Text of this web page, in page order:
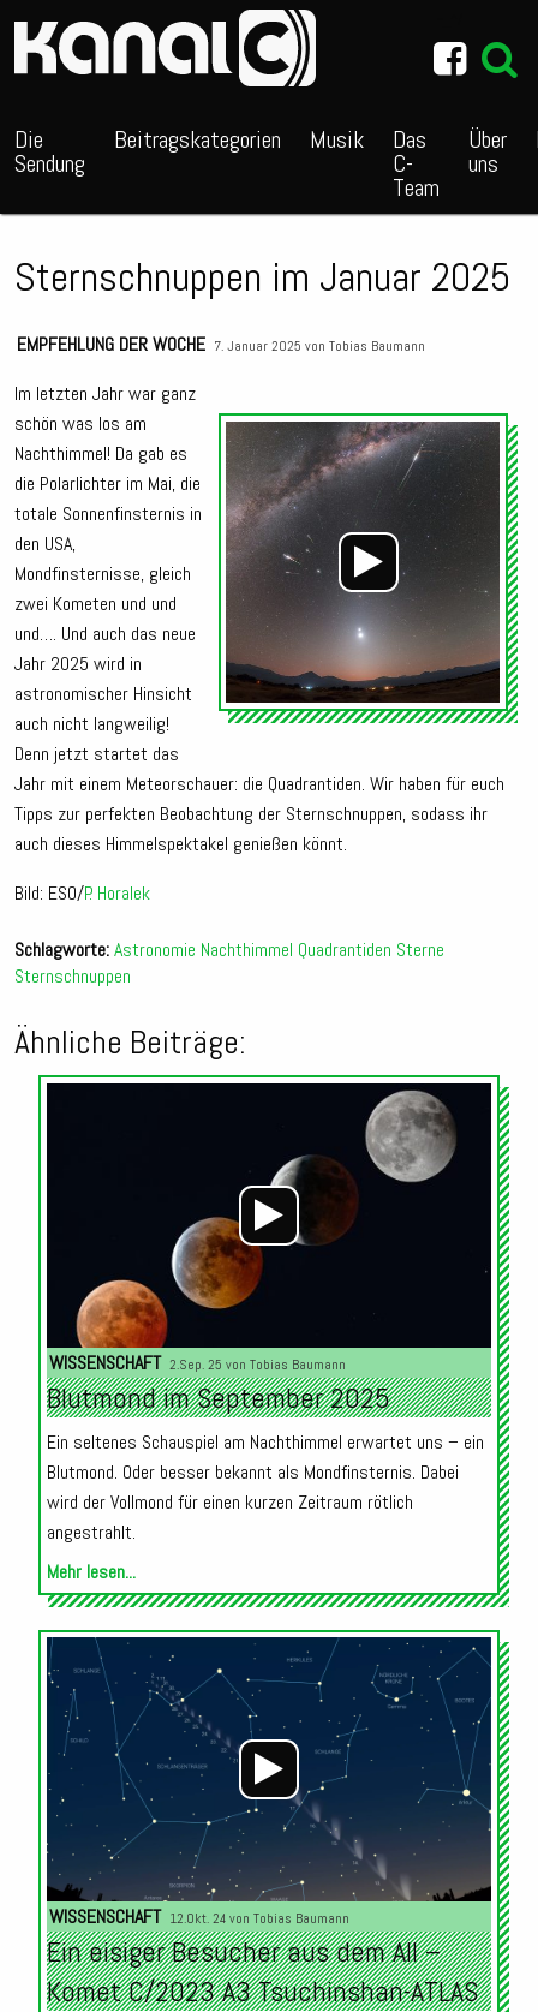
Die
Sendung
Beitragskategorien Musik Das
C-
Team
Über
uns
Sternschnuppen im Januar 2025
EMPFEHLUNG DER WOCHE 7. Januar 2025 von Tobias Baumann
Im letzten Jahr war ganz
schön was los am
Nachthimmel! Da gab es
die Polarlichter im Mai, die
totale Sonnenfinsternis in
den USA,
Mondfinsternisse, gleich
zwei Kometen und und
und…. Und auch das neue
Jahr 2025 wird in
astronomischer Hinsicht
auch nicht langweilig!
Denn jetzt startet das
Jahr mit einem Meteorschauer: die Quadrantiden. Wir haben für euch
Tipps zur perfekten Beobachtung der Sternschnuppen, sodass ihr
auch dieses Himmelspektakel genießen könnt.
Bild: ESO/P. Horalek
Schlagworte:Astronomie Nachthimmel Quadrantiden Sterne
Sternschnuppen
Ähnliche Beiträge:
Audio-
Player
WISSENSCHAFT 2.Sep. 25 von Tobias Baumann
Blutmond im September 2025
Ein seltenes Schauspiel am Nachthimmel erwartet uns – ein
Blutmond. Oder besser bekannt als Mondfinsternis. Dabei
wird der Vollmond für einen kurzen Zeitraum rötlich
angestrahlt.
Mehr lesen...
Audio-
Player
WISSENSCHAFT 12.Okt. 24 von Tobias Baumann
Ein eisiger Besucher aus dem All –
Komet C/2023 A3 Tsuchinshan-ATLAS